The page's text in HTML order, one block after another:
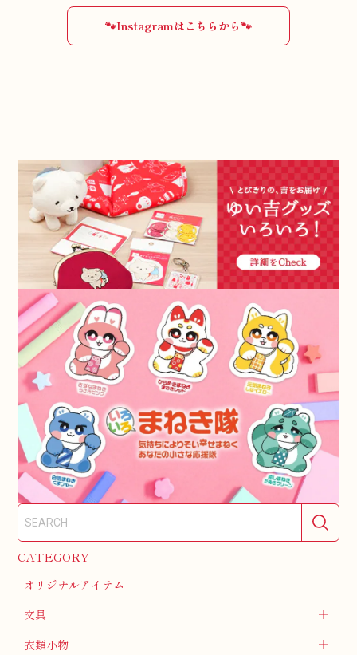
CATEGORY
オリジナルアイテム
文具
衣類小物
🐾Instagramはこちらから🐾